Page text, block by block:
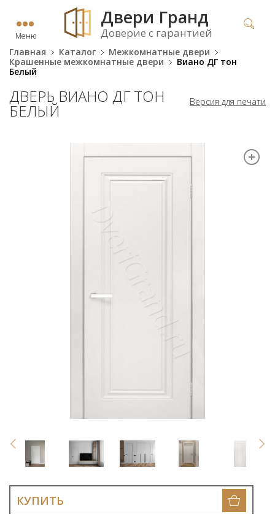
Меню
Двери Гранд
Доверие с гарантией
Главная Каталог
Межкомнатные двери
Крашенные межкомнатные двери
Виано ДГ тон
Белый
Версия для печати
ДВЕРЬ ВИАНО ДГ ТОН
БЕЛЫЙ
КУПИТЬ